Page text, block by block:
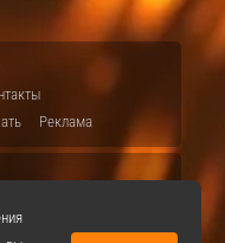
Реклама